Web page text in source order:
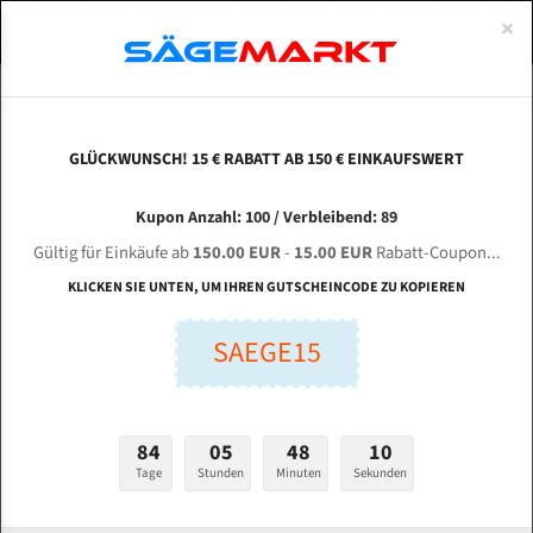
STERLING STC 440 GA NC für 5200 mm Bi-Metall
Bandsägeblätter
Länge (mm):
Stärken + Zahnteilung:
mm
ABOUTS
ENGLISH
Bi-Metall Meterware
Fleischerei Bandsägeblätter
Bandmesser Glatt Meterware
Konvex Meterware
×
GLÜCKWUNSCH! 15 € RABATT AB 150 € EINKAUFSWERT
Kupon Anzahl: 100 / Verbleibend: 89
Gültig für Einkäufe ab150.00 EUR- 15.00 EURRabatt-Coupon...
KLICKEN SIE UNTEN, UM IHREN GUTSCHEINCODE ZU KOPIEREN
SAEGE15
84
Tage
05
Stunden
48
Minuten
09
Sekunden